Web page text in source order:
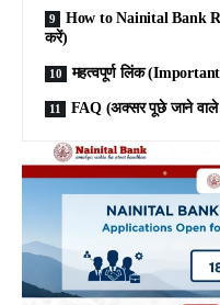
How to Nainital Bank
करें)
महत्वपूर्ण लिंक
FAQ (अक्सर पूछे जाने वाले